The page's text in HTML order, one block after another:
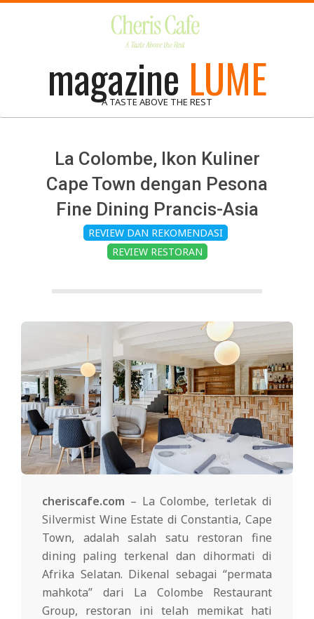
magazine LUME
A TASTE ABOVE THE REST
La Colombe, Ikon Kuliner
Cape Town dengan Pesona
Fine Dining Prancis-Asia
REVIEW DAN REKOMENDASI
REVIEW RESTORAN
cheriscafe.com – La Colombe, terletak di
Silvermist Wine Estate di Constantia, Cape
Town, adalah salah satu restoran fine
dining paling terkenal dan dihormati di
Afrika Selatan. Dikenal sebagai “permata
mahkota” dari La Colombe Restaurant
Group, restoran ini telah memikat hati